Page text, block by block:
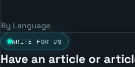
By Language
WRITE FOR US
Have an article or